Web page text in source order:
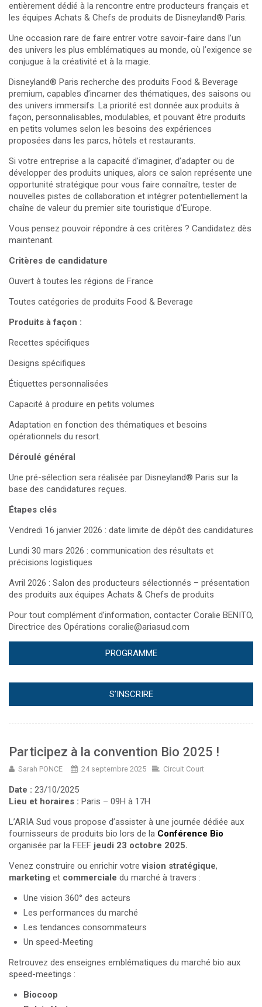
entièrement dédié à la rencontre entre producteurs français et
les équipes Achats & Chefs de produits de Disneyland® Paris.
Une occasion rare de faire entrer votre savoir-faire dans l’un
des univers les plus emblématiques au monde, où l’exigence se
conjugue à la créativité et à la magie.
Disneyland® Paris recherche des produits Food & Beverage
premium, capables d’incarner des thématiques, des saisons ou
des univers immersifs. La priorité est donnée aux produits à
façon, personnalisables, modulables, et pouvant être produits
en petits volumes selon les besoins des expériences
proposées dans les parcs, hôtels et restaurants.
Si votre entreprise a la capacité d’imaginer, d’adapter ou de
développer des produits uniques, alors ce salon représente une
opportunité stratégique pour vous faire connaître, tester de
nouvelles pistes de collaboration et intégrer potentiellement la
chaîne de valeur du premier site touristique d’Europe.
Vous pensez pouvoir répondre à ces critères ? Candidatez dès
maintenant.
Critères de candidature
Ouvert à toutes les régions de France
Toutes catégories de produits Food & Beverage
Produits à façon :
Recettes spécifiques
Designs spécifiques
Étiquettes personnalisées
Capacité à produire en petits volumes
Adaptation en fonction des thématiques et besoins
opérationnels du resort.
Déroulé général
Une pré-sélection sera réalisée par Disneyland® Paris sur la
base des candidatures reçues.
Étapes clés
Vendredi 16 janvier 2026 : date limite de dépôt des candidatures
Lundi 30 mars 2026 : communication des résultats et
précisions logistiques
Avril 2026 : Salon des producteurs sélectionnés – présentation
des produits aux équipes Achats & Chefs de produits
Pour tout complément d’information, contacter Coralie BENITO,
Directrice des Opérations coralie@ariasud.com
PROGRAMME
S’INSCRIRE
Participez à la convention Bio 2025 !
Sarah PONCE 24 septembre 2025 Circuit Court
Date : 23/10/2025
Lieu et horaires : Paris – 09H à 17H
L’ARIA Sud vous propose d’assister à une journée dédiée aux
fournisseurs de produits bio lors de la Conférence Bio
organisée par la FEEF jeudi 23 octobre 2025.
Venez construire ou enrichir votrevision stratégique,
marketing et commerciale du marché à travers :
Une vision 360° des acteurs
Les performances du marché
Les tendances consommateurs
Un speed-Meeting
Retrouvez des enseignes emblématiques du marché bio aux
speed-meetings :
Biocoop